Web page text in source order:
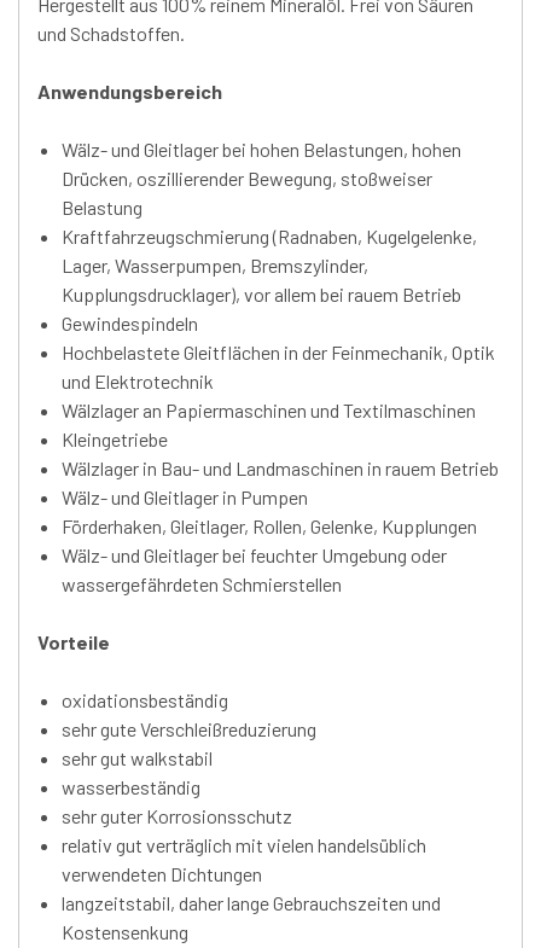
und Schadstoffen.
Anwendungsbereich
Wälz- und Gleitlager bei hohen Belastungen, hohen
Drücken, oszillierender Bewegung, stoßweiser
Belastung
Kraftfahrzeugschmierung (Radnaben, Kugelgelenke,
Lager, Wasserpumpen, Bremszylinder,
Kupplungsdrucklager), vor allem bei rauem Betrieb
Gewindespindeln
Hochbelastete Gleitflächen in der Feinmechanik, Optik
und Elektrotechnik
Wälzlager an Papiermaschinen und Textilmaschinen
Kleingetriebe
Wälzlager in Bau- und Landmaschinen in rauem Betrieb
Wälz- und Gleitlager in Pumpen
Förderhaken, Gleitlager, Rollen, Gelenke, Kupplungen
Wälz- und Gleitlager bei feuchter Umgebung oder
wassergefährdeten Schmierstellen
Vorteile
oxidationsbeständig
sehr gute Verschleißreduzierung
sehr gut walkstabil
wasserbeständig
sehr guter Korrosionsschutz
relativ gut verträglich mit vielen handelsüblich
verwendeten Dichtungen
langzeitstabil, daher lange Gebrauchszeiten und
Kostensenkung